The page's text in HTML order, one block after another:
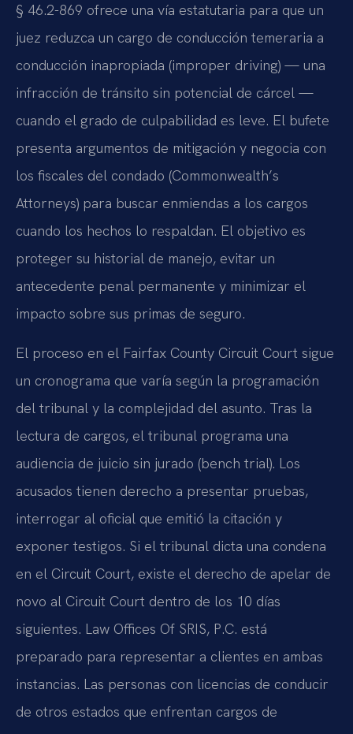
§ 46.2-869 ofrece una vía estatutaria para que un
juez reduzca un cargo de conducción temeraria a
conducción inapropiada (improper driving) — una
infracción de tránsito sin potencial de cárcel —
cuando el grado de culpabilidad es leve. El bufete
presenta argumentos de mitigación y negocia con
los fiscales del condado (Commonwealth’s
Attorneys) para buscar enmiendas a los cargos
cuando los hechos lo respaldan. El objetivo es
proteger su historial de manejo, evitar un
antecedente penal permanente y minimizar el
impacto sobre sus primas de seguro.
El proceso en el Fairfax County Circuit Court sigue
un cronograma que varía según la programación
del tribunal y la complejidad del asunto. Tras la
lectura de cargos, el tribunal programa una
audiencia de juicio sin jurado (bench trial). Los
acusados tienen derecho a presentar pruebas,
interrogar al oficial que emitió la citación y
exponer testigos. Si el tribunal dicta una condena
en el Circuit Court, existe el derecho de apelar de
novo al Circuit Court dentro de los 10 días
siguientes. Law Offices Of SRIS, P.C. está
preparado para representar a clientes en ambas
instancias. Las personas con licencias de conducir
de otros estados que enfrentan cargos de